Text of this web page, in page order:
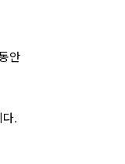
안
다.